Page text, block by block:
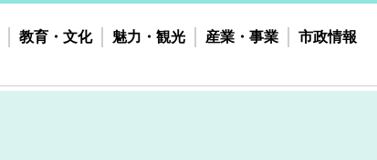
教育・文化 魅力・観光 産業・事業 市政情報